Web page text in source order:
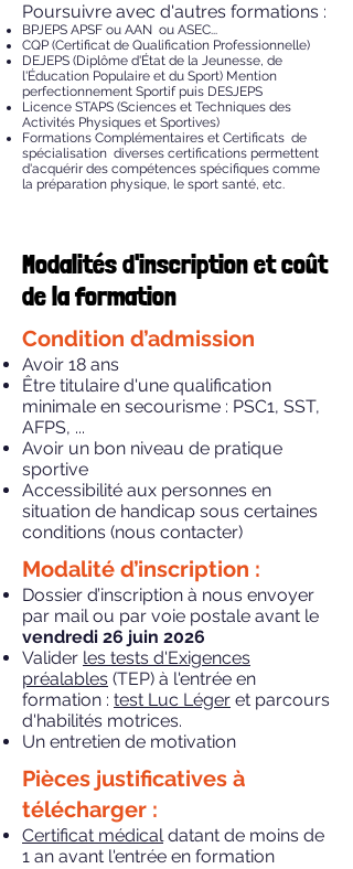
Poursuivre avec d'autres formations :
BPJEPS APSF ou AAN ou ASEC...
CQP (Certificat de Qualification Professionnelle)
DEJEPS (Diplôme d'État de la Jeunesse, de
l'Éducation Populaire et du Sport) Mention
perfectionnement Sportif puis DESJEPS
Licence STAPS (Sciences et Techniques des
Activités Physiques et Sportives)
Formations Complémentaires et Certificats de
spécialisation diverses certifications permettent
d'acquérir des compétences spécifiques comme
la préparation physique, le sport santé, etc.
Modalités d'inscription et coût
de la formation
Condition d’admission
Avoir 18 ans
Être titulaire d'une qualification
minimale en secourisme : PSC1, SST,
AFPS, ...
Avoir un bon niveau de pratique
sportive
Accessibilité aux personnes en
situation de handicap sous certaines
conditions (nous contacter)
Modalité d’inscription :
Dossier d’inscription à nous envoyer
par mail ou par voie postale avant le
vendredi 26 juin 2026
Valider les tests d'Exigences
préalables (TEP) à l'entrée en
formation : test Luc Léger et parcours
d'habilités motrices.
Un entretien de motivation
Pièces justificatives à
télécharger :
Certificat médicaldatant de moins de
1 an avant l'entrée en formation